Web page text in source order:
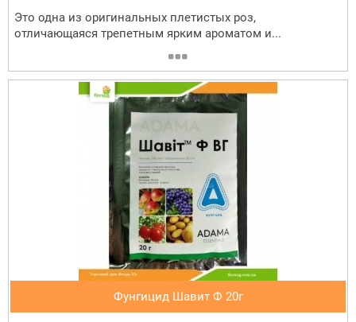
Это одна из оригинальных плетистых роз,
отличающаяся трепетным ярким ароматом и...
Фунгицид Шавит Ф 20г